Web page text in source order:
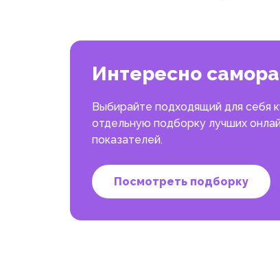
Интересно
Выбирайте подходящий для себя
отдельную подборку лучших
показателей.
Посмотреть подборку